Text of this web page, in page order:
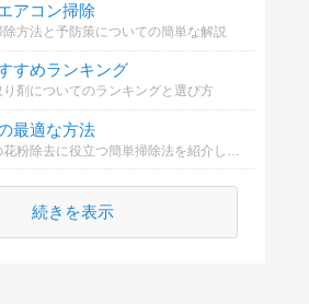
アコン掃除
方法と予防策についての簡単な解説
すめランキング
剤についてのランキングと選び方
最適な方法
続きを表示